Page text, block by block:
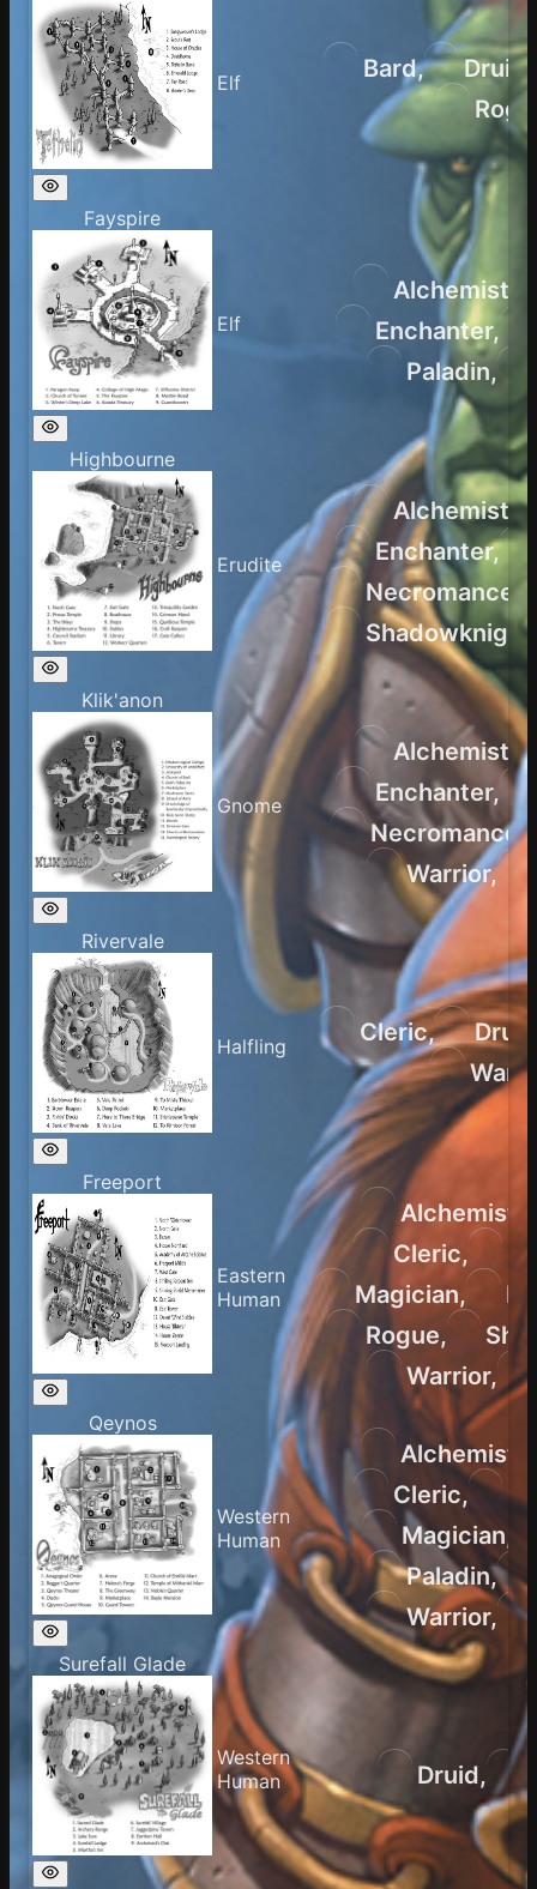
Elf
Bard, Druid,
Fayspire
Elf
Alchemist
Enchanter,
Paladin,
Highbourne
Erudite
Alchemist,
Enchanter,
Necromancer
Shadowknight
Klik'anon
Gnome
Alchemist,
Enchanter,
Necromancer,
Warrior,
Rivervale
Halfling
Cleric, Druid
Freeport
Eastern
Human
Alchemist,
Cleric,
Magician,
Rogue,
Warrior,
Qeynos
Western
Human
Alchemist
Cleric,
Magician
Paladin,
Warrior,
Surefall Glade
Western
Human
Druid,